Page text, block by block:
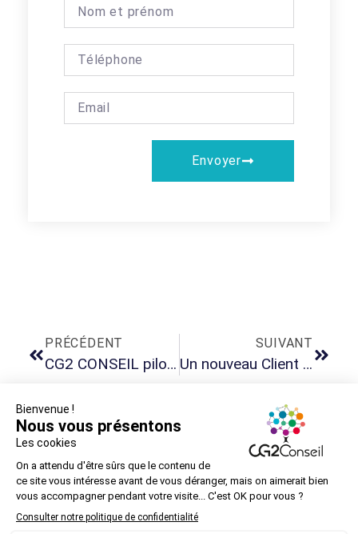
Envoyer
PRÉCÉDENT
CG2 CONSEIL pilote le projet d’Automatisations en production jusqu’au DEVOPS d’un acteur bancaire majeur
SUIVANT
Un nouveau Client du secteur Santé nous fait confiance en région Ouest